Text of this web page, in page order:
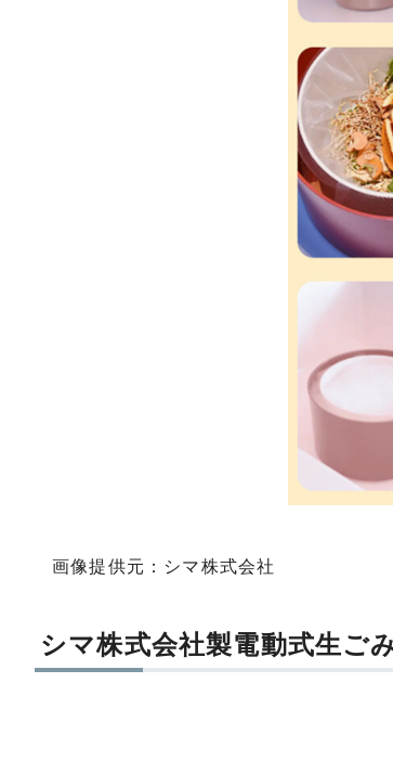
画像提供元：シマ株式会社
シマ株式会社製電動式生ご